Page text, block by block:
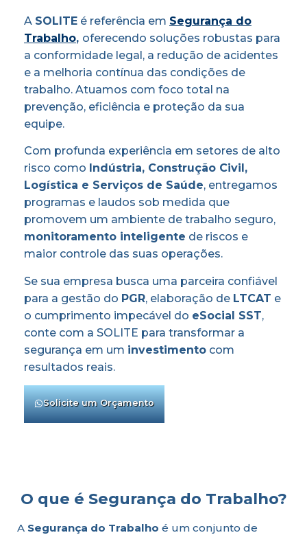
A SOLITE é referência em Segurança do
Trabalho, oferecendo soluções robustas para
a conformidade legal, a redução de acidentes
e a melhoria contínua das condições de
trabalho. Atuamos com foco total na
prevenção, eficiência e proteção da sua
equipe.
Com profunda experiência em setores de alto
risco como Indústria, Construção Civil,
Logística e Serviços de Saúde, entregamos
programas e laudos sob medida que
promovem um ambiente de trabalho seguro,
monitoramento inteligente de riscos e
maior controle das suas operações.
Se sua empresa busca uma parceira confiável
para a gestão do PGR, elaboração de LTCAT e
o cumprimento impecável do eSocial SST,
conte com a SOLITE para transformar a
segurança em um investimento com
resultados reais.
Solicite um Orçamento
O que é Segurança do Trabalho?
A Segurança do Trabalho é um conjunto de